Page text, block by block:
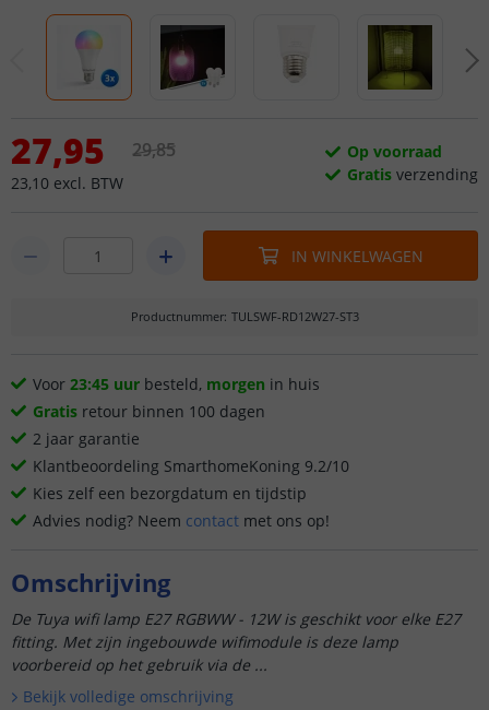
27,95
23,10 excl. BTW
29,85
Op voorraad
Gratis verzending
IN WINKELWAGEN
Productnummer: TULSWF-RD12W27-ST3
Voor 23:45 uur besteld, morgen in huis
Gratis retour binnen 100 dagen
2 jaar garantie
Klantbeoordeling SmarthomeKoning 9.2/10
Kies zelf een bezorgdatum en tijdstip
Advies nodig? Neem contact met ons op!
Omschrijving
De Tuya wifi lamp E27 RGBWW - 12W is geschikt voor elke E27
fitting. Met zijn ingebouwde wifimodule is deze lamp
voorbereid op het gebruik via de ...
Bekijk volledige omschrijving